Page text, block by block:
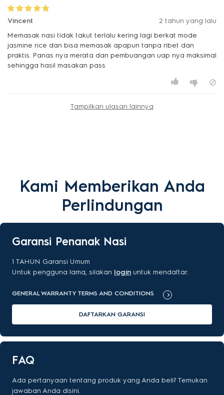
Vincent
2 tahun yang lalu
Memasak nasi tidak takut terlalu kering lagi berkat mode
jasmine rice dan bisa memasak apapun tanpa ribet dan
praktis. Panas nya merata dan pembuangan uap nya maksimal
sehingga hasil masakan pass
Tampilkan ulasan lainnya
Kami Memberikan Anda
Perlindungan
Garansi Penanak Nasi
1 TAHUN Garansi Umum
Untuk pengguna lama, silakan login untuk mendaftar.
GENERAL WARRANTY TERMS AND CONDITIONS
DAFTARKAN GARANSI
FAQ
Ada pertanyaan tentang produk yang Anda beli? Temukan
jawaban Anda disini.